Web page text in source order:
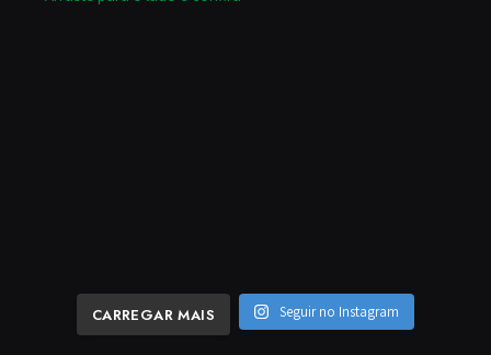
CARREGAR MAIS Seguir no Instagram